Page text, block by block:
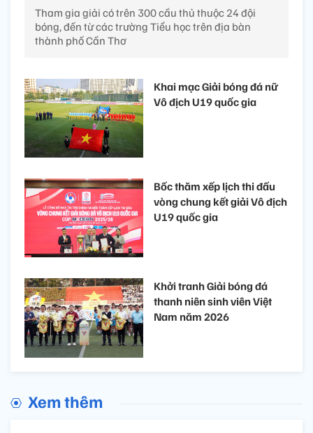
Tham gia giải có trên 300 cầu thủ thuộc 24 đội
bóng, đến từ các trường Tiểu học trên địa bàn
thành phố Cần Thơ
Khai mạc Giải bóng đá nữ
Vô địch U19 quốc gia
Bốc thăm xếp lịch thi đấu
vòng chung kết giải Vô địch
U19 quốc gia
Khởi tranh Giải bóng đá
thanh niên sinh viên Việt
Nam năm 2026
Xem thêm